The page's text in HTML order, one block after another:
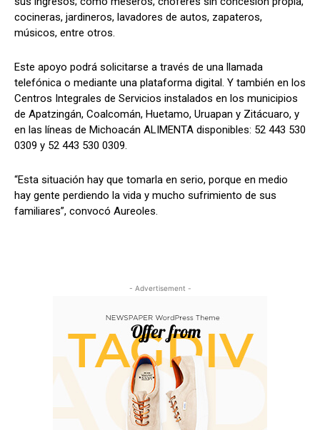
cocineras, jardineros, lavadores de autos, zapateros,
músicos, entre otros.
Este apoyo podrá solicitarse a través de una llamada
telefónica o mediante una plataforma digital. Y también en los
Centros Integrales de Servicios instalados en los municipios
de Apatzingán, Coalcomán, Huetamo, Uruapan y Zitácuaro, y
en las líneas de Michoacán ALIMENTA disponibles: 52 443 530
0309 y 52 443 530 0309.
“Esta situación hay que tomarla en serio, porque en medio
hay gente perdiendo la vida y mucho sufrimiento de sus
familiares”, convocó Aureoles.
- Advertisement -